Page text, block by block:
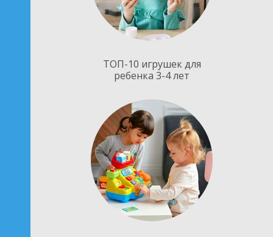
ТОП-10 игрушек для
ребенка 3-4 лет